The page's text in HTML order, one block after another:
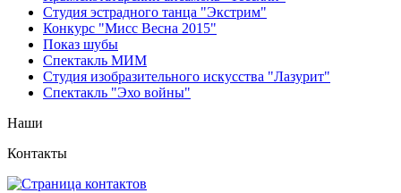
Студия эстрадного танца "Экстрим"
Конкурс "Мисс Весна 2015"
Показ шубы
Спектакль МИМ
Студия изобразительного искусства "Лазурит"
Спектакль "Эхо войны"
Наши
Контакты